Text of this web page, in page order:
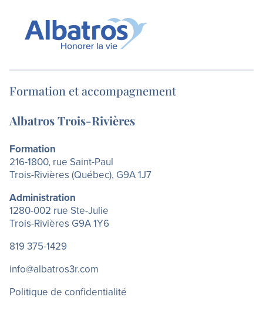
Formation et accompagnement
Albatros Trois-Rivières
Formation
216-1800, rue Saint-Paul
Trois-Rivières (Québec), G9A 1J7
Administration
1280-002 rue Ste-Julie
Trois-Rivières G9A 1Y6
819 375-1429
info@albatros3r.com
Politique de confidentialité